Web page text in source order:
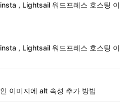
, Lightsail 워드프레스 호스팅 이
, Lightsail 워드프레스 호스팅 이
이미지에 alt 속성 추가 방법